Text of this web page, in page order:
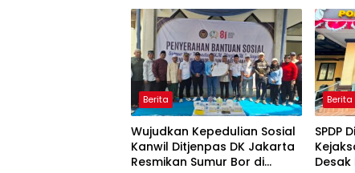
yang Berjalan
2026
Berita
Wujudkan Kepedulian Sosial
Kanwil Ditjenpas DK Jakarta
Resmikan Sumur Bor di
Berita
SPDP
Desak